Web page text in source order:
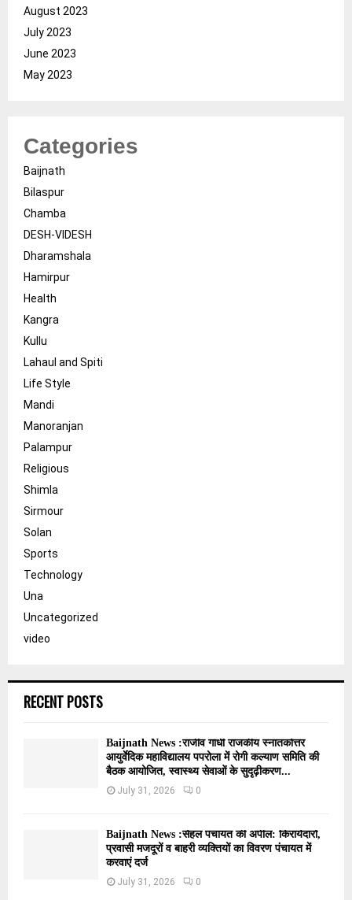
August 2023
July 2023
June 2023
May 2023
Categories
Baijnath
Bilaspur
Chamba
DESH-VIDESH
Dharamshala
Hamirpur
Health
Kangra
Kullu
Lahaul and Spiti
Life Style
Mandi
Manoranjan
Palampur
Religious
Shimla
Sirmour
Solan
Sports
Technology
Una
Uncategorized
video
RECENT POSTS
Baijnath News :राजीव गांधी राजकीय स्नातकोत्तर
आयुर्वेदिक महाविद्यालय पपरोला में रोगी कल्याण समिति की
बैठक आयोजित, स्वास्थ्य सेवाओं के सुदृढ़ीकरण...
July 31, 2026 0
Baijnath News :सेहल पंचायत की अपील: किरायेदारों,
प्रवासी मजदूरों व बाहरी व्यक्तियों का विवरण पंचायत में
करवाएं दर्ज
July 31, 2026 0